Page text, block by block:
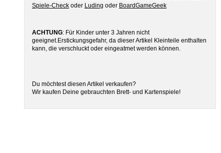
Spiele-Checkoder Luding oder BoardGameGeek
ACHTUNG: Für Kinder unter 3 Jahren nicht
geeignet.Erstickungsgefahr, da dieser Artikel Kleinteile enthalten
kann, die verschluckt oder eingeatmet werden können.
Du möchtest diesen Artikel verkaufen?
Wir kaufen Deine gebrauchten Brett- und Kartenspiele!